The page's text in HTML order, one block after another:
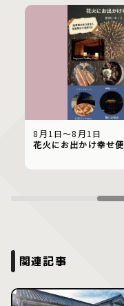
8月1日〜8月1日
花火にお出かけ幸せ便
関連記事